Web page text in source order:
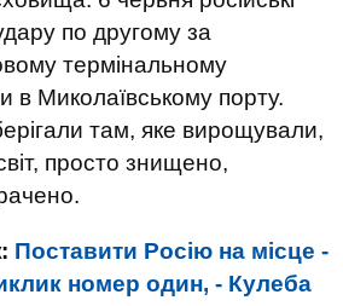
по другому за
термінальному
в Миколаївському порту.
там, яке вирощували,
просто знищено,
Поставити Росію на місце -
номер один, - Кулеба